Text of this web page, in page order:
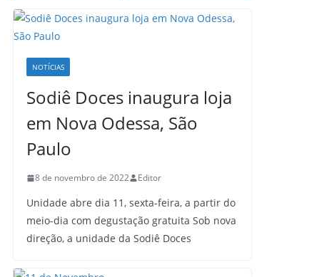
NOTÍCIAS
Sodiê Doces inaugura loja
em Nova Odessa, São
Paulo
8 de novembro de 2022 Editor
Unidade abre dia 11, sexta-feira, a partir do
meio-dia com degustação gratuita Sob nova
direção, a unidade da Sodiê Doces